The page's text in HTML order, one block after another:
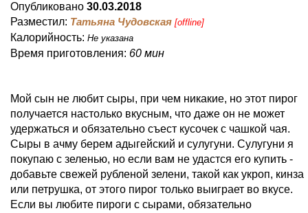
Опубликовано 30.03.2018
Разместил: Татьяна Чудовская [offline]
Калорийность: Не указана
Время приготовления: 60 мин
Мой сын не любит сыры, при чем никакие, но этот пирог
получается настолько вкусным, что даже он не может
удержаться и обязательно съест кусочек с чашкой чая.
Сыры в ачму берем адыгейский и сулугуни. Сулугуни я
покупаю с зеленью, но если вам не удастся его купить -
добавьте свежей рубленой зелени, такой как укроп, кинза
или петрушка, от этого пирог только выиграет во вкусе.
Если вы любите пироги с сырами, обязательно